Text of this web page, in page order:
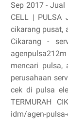
Sep 2017 - Jual
CELL | PULSA
cikarang pusat,
Cikarang -
mencari pulsa,
perusahaan
cek di pulsa
TERMURAH
idm/agen-